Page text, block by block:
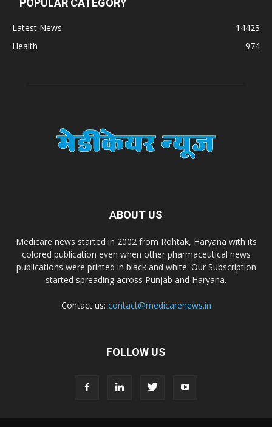
POPULAR CATEGORY
Latest News
14423
Health
974
ABOUT US
Medicare news started in 2002 from Rohtak, Haryana with its
colored publication even when other pharmaceutical news
publications were printed in black and white. Our Subscription
started spreading across Punjab and Haryana.
Contact us: contact@medicarenews.in
FOLLOW US